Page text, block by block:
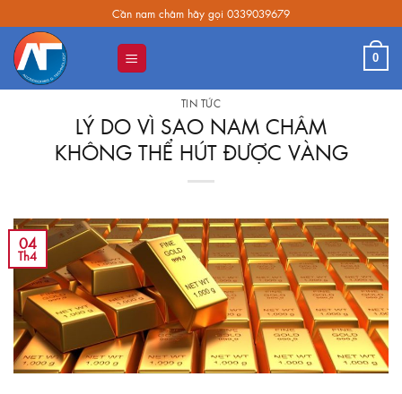
to
content
Cần nam châm hãy gọi 0339039679
0
TIN TỨC
LÝ DO VÌ SAO NAM CHÂM
KHÔNG THỂ HÚT ĐƯỢC VÀNG
04
Th4